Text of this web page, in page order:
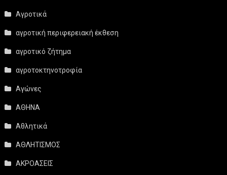
Αγροτικά
αγροτική περιφερειακή έκθεση
αγροτικό ζήτημα
αγροτοκτηνοτροφία
Αγώνες
ΑΘΗΝΑ
Αθλητικά
ΑΘΛΗΤΙΣΜΟΣ
ΑΚΡΟΑΣΕΙΣ